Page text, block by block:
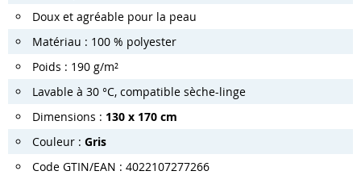
Doux et agréable pour la peau
Matériau : 100 % polyester
Poids : 190 g/m²
Lavable à 30 °C, compatible sèche-linge
Dimensions : 130 x 170 cm
Couleur : Gris
Code GTIN/EAN : 4022107277266